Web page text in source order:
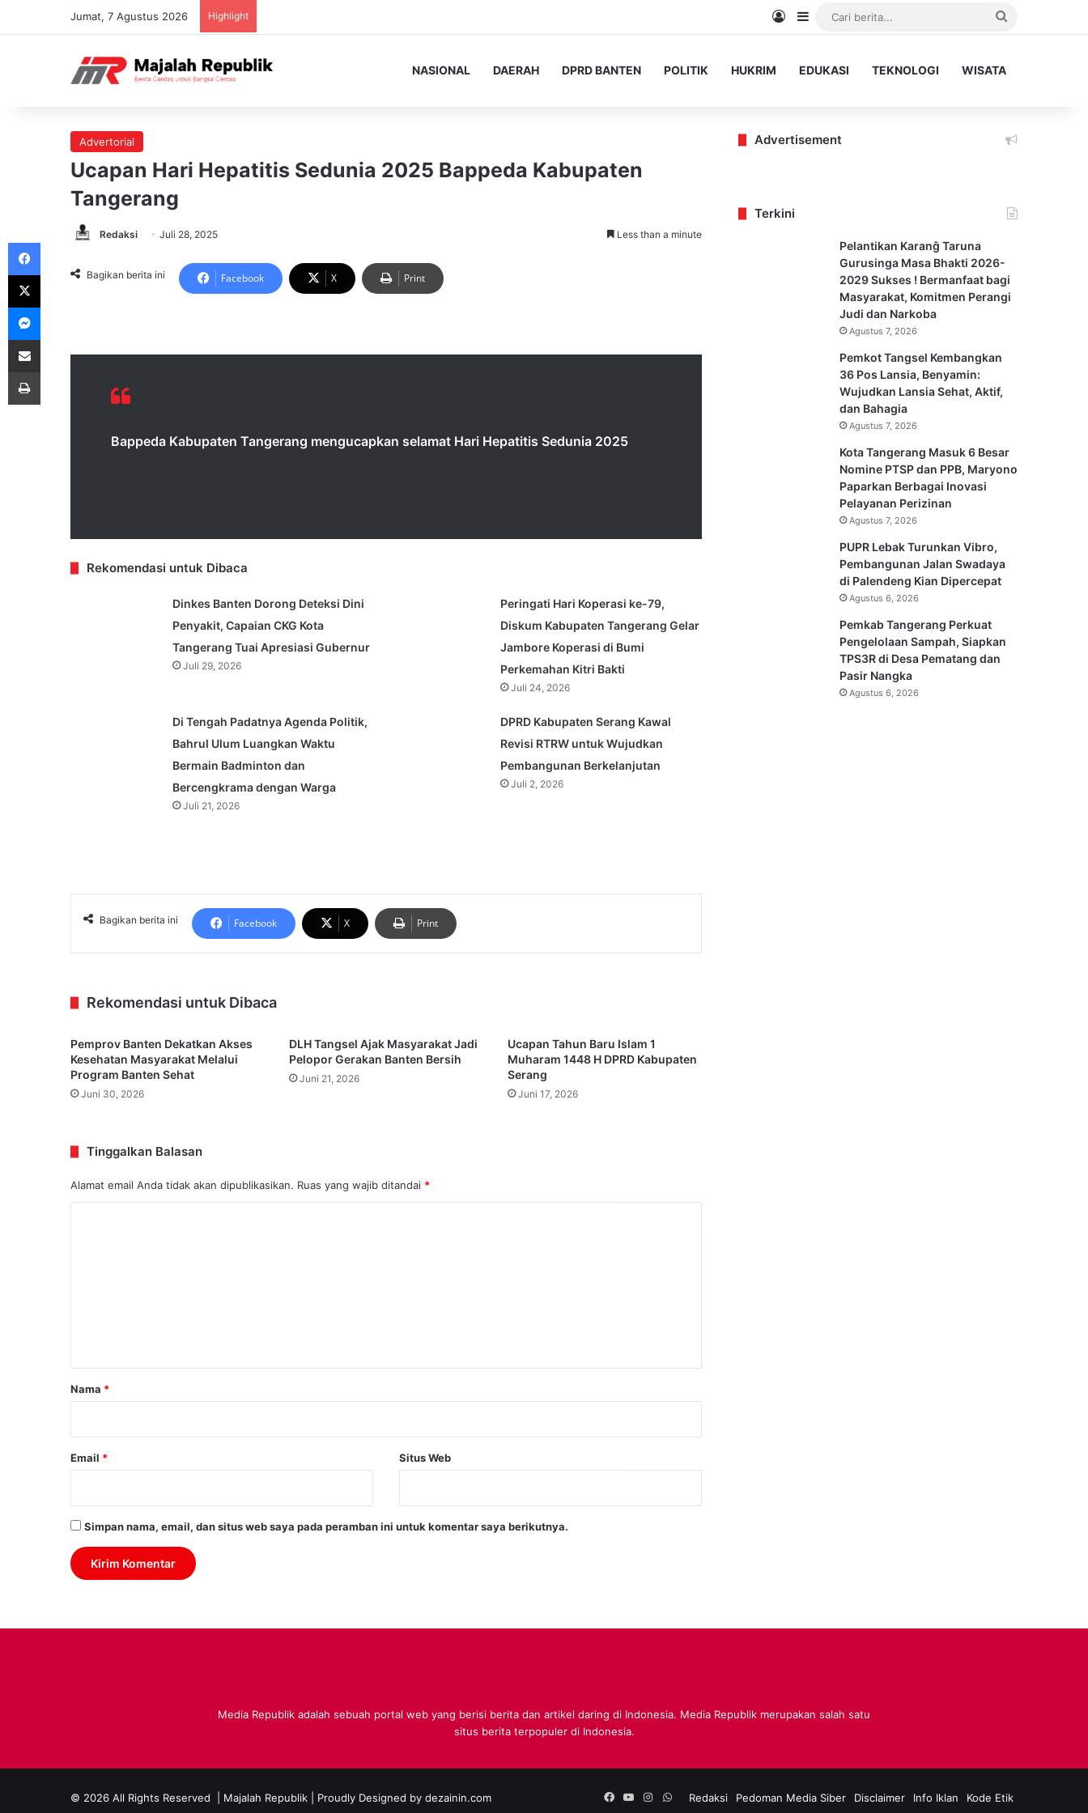
Jumat, 7 Agustus 2026 Highlight Log InSidebar
NASIONAL DAERAH DPRD BANTEN POLITIK HUKRIM EDUKASI TEKNOLOGI WISATA
Advertorial
Ucapan Hari Hepatitis Sedunia 2025 Bappeda Kabupaten
Tangerang
Redaksi Juli 28, 2025 Less than a minute
Bagikan berita ini Facebook X Print
Bappeda Kabupaten Tangerang mengucapkan selamat Hari Hepatitis Sedunia 2025
Rekomendasi untuk Dibaca
Dinkes Banten Dorong Deteksi Dini
Penyakit, Capaian CKG Kota
Tangerang Tuai Apresiasi Gubernur
Juli 29, 2026
Peringati Hari Koperasi ke-79,
Diskum Kabupaten Tangerang Gelar
Jambore Koperasi di Bumi
Perkemahan Kitri Bakti
Juli 24, 2026
Di Tengah Padatnya Agenda Politik,
Bahrul Ulum Luangkan Waktu
Bermain Badminton dan
Bercengkrama dengan Warga
Juli 21, 2026
DPRD Kabupaten Serang Kawal
Revisi RTRW untuk Wujudkan
Pembangunan Berkelanjutan
Juli 2, 2026
Bagikan berita ini Facebook X Print
Rekomendasi untuk Dibaca
Pemprov Banten Dekatkan Akses
Kesehatan Masyarakat Melalui
Program Banten Sehat
Juni 30, 2026
DLH Tangsel Ajak Masyarakat Jadi
Pelopor Gerakan Banten Bersih
Juni 21, 2026
Ucapan Tahun Baru Islam 1
Muharam 1448 H DPRD Kabupaten
Serang
Juni 17, 2026
Tinggalkan Balasan
Alamat email Anda tidak akan dipublikasikan. Ruas yang wajib ditandai *
r
Nama *
Email * Situs Web
Simpan nama, email, dan situs web saya pada peramban ini untuk komentar saya berikutnya.
Advertisement
Terkini
Pelantikan Karanĝ Taruna
Gurusinga Masa Bhakti 2026-
2029 Sukses ! Bermanfaat bagi
Masyarakat, Komitmen Perangi
Judi dan Narkoba
Agustus 7, 2026
Pemkot Tangsel Kembangkan
36 Pos Lansia, Benyamin:
Wujudkan Lansia Sehat, Aktif,
dan Bahagia
Agustus 7, 2026
Kota Tangerang Masuk 6 Besar
Nomine PTSP dan PPB, Maryono
Paparkan Berbagai Inovasi
Pelayanan Perizinan
Agustus 7, 2026
PUPR Lebak Turunkan Vibro,
Pembangunan Jalan Swadaya
di Palendeng Kian Dipercepat
Agustus 6, 2026
Pemkab Tangerang Perkuat
Pengelolaan Sampah, Siapkan
TPS3R di Desa Pematang dan
Pasir Nangka
Agustus 6, 2026
Media Republik adalah sebuah portal web yang berisi berita dan artikel daring di Indonesia. Media Republik merupakan salah satu
situs berita terpopuler di Indonesia.
© 2026 All Rights Reserved | Majalah Republik | Proudly Designed by dezainin.com Redaksi Pedoman Media Siber Disclaimer Info Iklan Kode Etik
Facebook
YouTubeInstagram
WhatsApp
Facebook
X
Messenger
Share via Email